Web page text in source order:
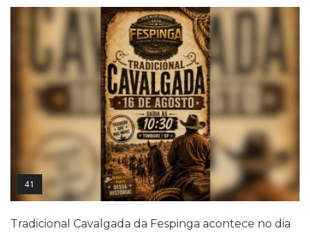
41
Tradicional Cavalgada da Fespinga acontece no dia